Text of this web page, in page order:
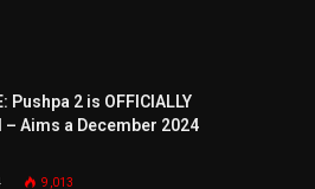
Pushpa 2 is OFFICIALLY
– Aims a December 2024
9,013